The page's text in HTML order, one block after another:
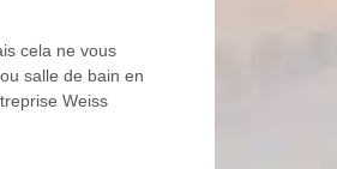
cela ne vous
salle de bain en
Weiss